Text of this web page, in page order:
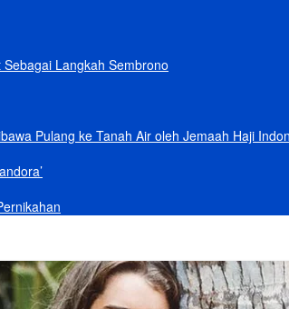
Langkah Sembrono
Pulang ke Tanah Air oleh Jemaah Haji